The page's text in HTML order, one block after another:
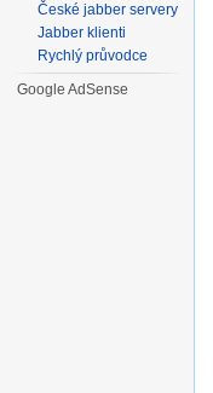
České jabber servery
Jabber klienti
Rychlý průvodce
Google AdSense